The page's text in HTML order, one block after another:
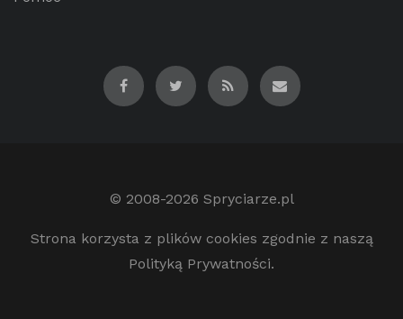
© 2008-2026 Spryciarze.pl
Strona korzysta z plików cookies zgodnie z naszą
Polityką Prywatności.